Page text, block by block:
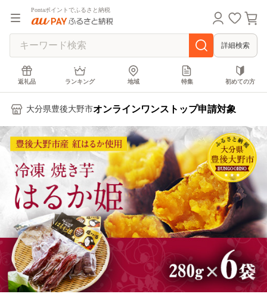
Pontaポイントでふるさと納税
詳細検索
返礼品 ランキング 地域 特集 初めての方
大分県豊後大野市オンラインワンストップ申請対象